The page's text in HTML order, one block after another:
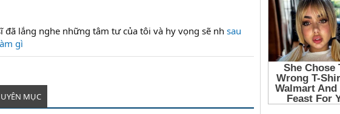
đã lắng nghe những tâm tư của tôi và hy vọng sẽ nh sau
gì
MỤC